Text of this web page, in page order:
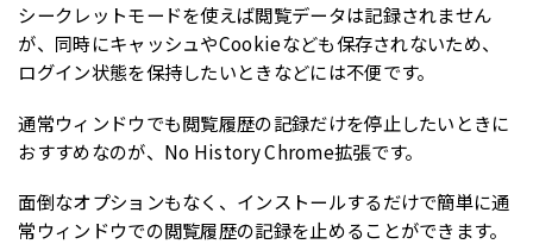
シークレットモードを使えば閲覧データは記録されません
が、同時にキャッシュやCookieなども保存されないため、
ログイン状態を保持したいときなどには不便です。
通常ウィンドウでも閲覧履歴の記録だけを停止したいときに
おすすめなのが、No History Chrome拡張です。
面倒なオプションもなく、インストールするだけで簡単に通
常ウィンドウでの閲覧履歴の記録を止めることができます。